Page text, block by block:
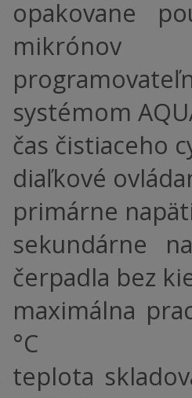
opakovane
mikrónov
systémom
čas čistiaceho
diaľkové
primárne
sekundárne
čerpadla bez
maximálna
°C
teplota